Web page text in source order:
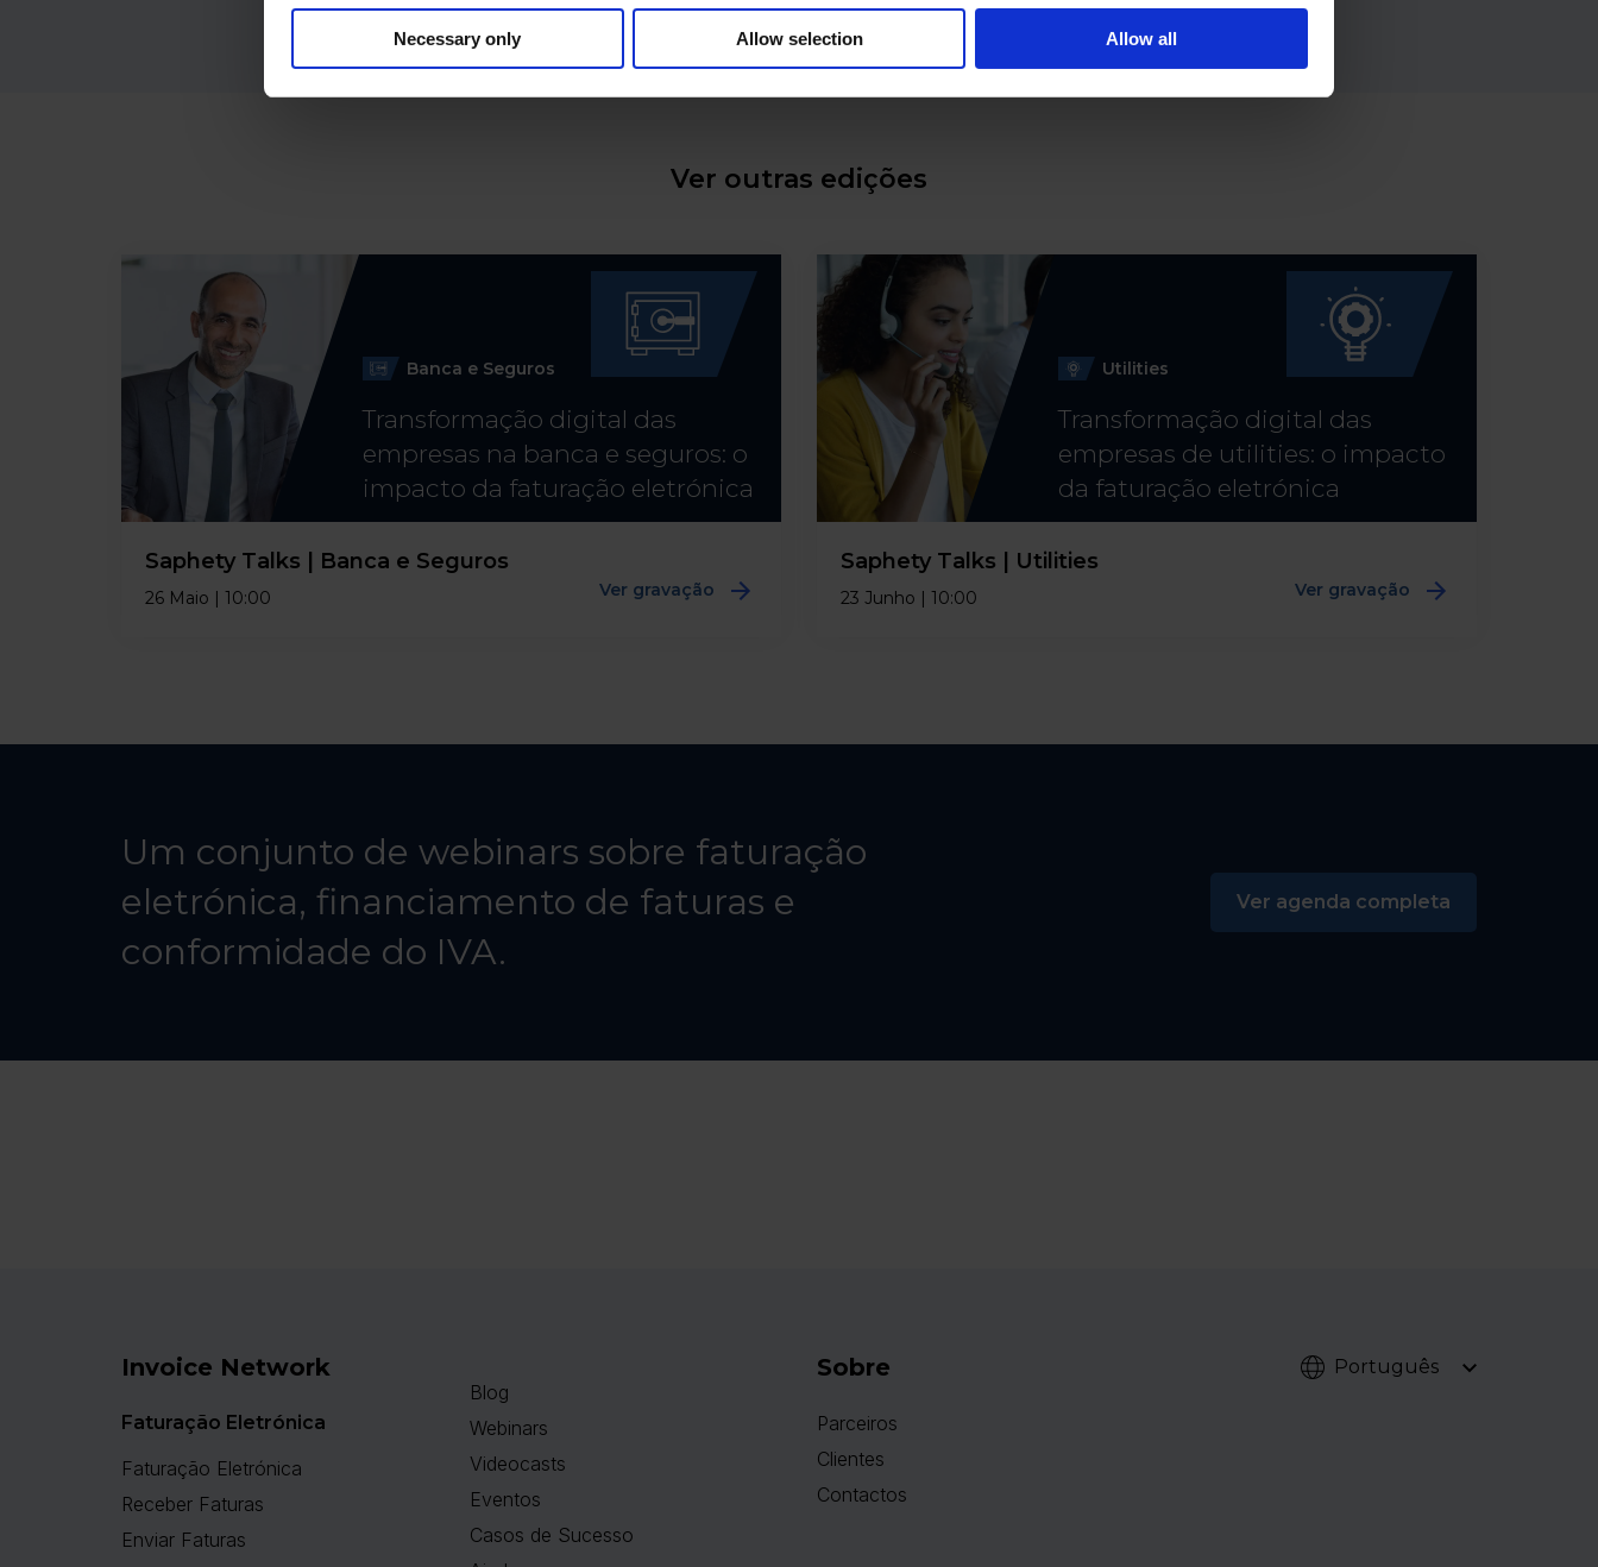
Necessary only Allow selection Allow all
Ver outras edições
Banca e Seguros
Transformação digital das
empresas na banca e seguros: o
impacto da faturação eletrónica
Saphety Talks | Banca e Seguros
Ver gravação
26 Maio | 10:00
Utilities
Transformação digital das
empresas de utilities: o impacto
da faturação eletrónica
Saphety Talks | Utilities
Ver gravação
23 Junho | 10:00
Um conjunto de webinars sobre faturação
eletrónica, financiamento de faturas e
conformidade do IVA.
Ver agenda completa
Invoice Network
Faturação Eletrónica
Faturação Eletrónica
Receber Faturas
Enviar Faturas
Blog
Webinars
Videocasts
Eventos
Casos de Sucesso
Sobre
Parceiros
Clientes
Contactos
Português